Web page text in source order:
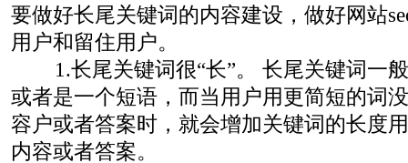
要做好长尾关键词的内容建设，做好网站
用户和留住用户。
1.长尾关键词很“长”。 长尾关键词一
或者是一个短语，而当用户用更简短的词
容户或者答案时，就会增加关键词的长度
内容或者答案。